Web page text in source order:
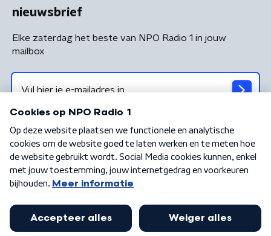
nieuwsbrief
Elke zaterdag het beste van NPO Radio 1 in jouw
mailbox
Algemene voorwaarden